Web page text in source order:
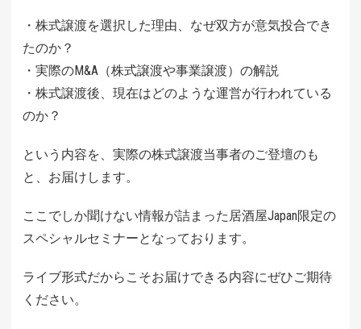
・株式譲渡を選択した理由、なぜ双方が意気投合でき
たのか？
・実際のM&A（株式譲渡や事業譲渡）の解説
・株式譲渡後、現在はどのような運営が行われている
のか？
という内容を、実際の株式譲渡当事者のご登壇のも
と、お届けします。
ここでしか聞けない情報が詰まった居酒屋Japan限定の
スペシャルセミナーとなっております。
ライブ形式だからこそお届けできる内容にぜひご期待
ください。